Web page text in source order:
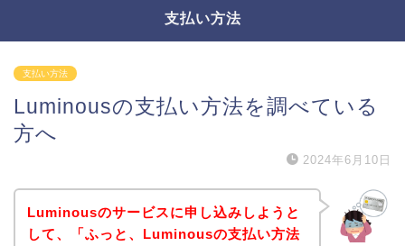
支払い方法
支払い方法
Luminousの支払い方法を調べている
方へ
2024年6月10日
Luminousのサービスに申し込みしようと
して、「ふっと、Luminousの支払い方法